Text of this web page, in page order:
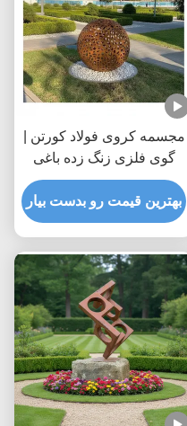
مجسمه کروی فولاد کورتن |
گوی فلزی زنگ زده باغی
برای دکور فضای باز
بهترین قیمت رو بدست بیار